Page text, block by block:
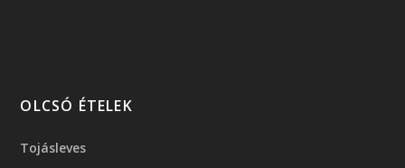
OLCSÓ ÉTELEK
Tojásleves